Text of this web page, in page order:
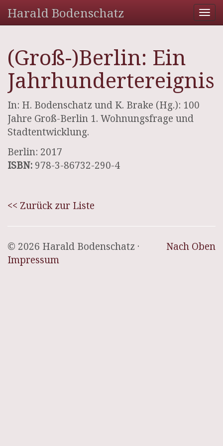
Harald Bodenschatz
(Groß-)Berlin: Ein
Jahrhundertereignis
In: H. Bodenschatz und K. Brake (Hg.): 100
Jahre Groß-Berlin 1. Wohnungsfrage und
Stadtentwicklung.
Berlin: 2017
ISBN: 978-3-86732-290-4
<< Zurück zur Liste
Nach Oben
© 2026 Harald Bodenschatz ·
Impressum